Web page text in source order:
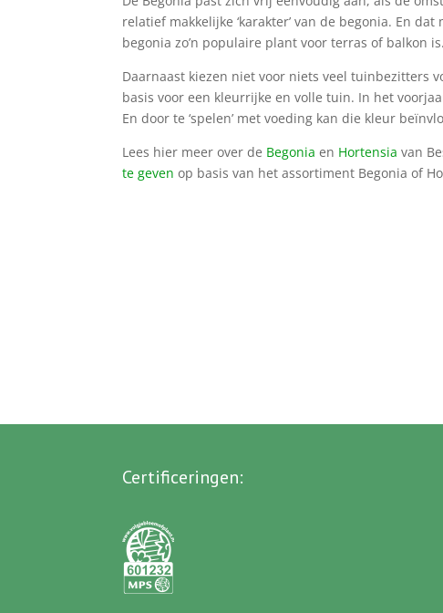
relatief makkelijke ‘karakter’ van de begonia. En
begonia zo’n populaire plant voor terras of balkon is.
Daarnaast kiezen niet voor niets veel tuinbezitters
basis voor een kleurrijke en volle tuin. In het
En door te ‘spelen’ met voeding kan die kleur
Lees hier meer over de Begonia en Hortensia van
te geven op basis van het assortiment Begonia of
Certificeringen: